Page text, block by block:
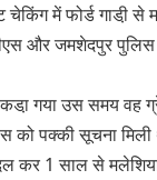
में फोर्ड गाडी़ से
और जमशेदपुर
गया उस समय वह ग्रे
को पक्की सूचना मिली
कर 1 साल से